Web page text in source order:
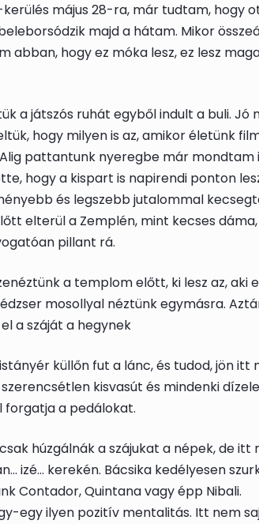
május 28-ra, már tudtam, hogy
majd a hátam. Mikor
hogy ez móka lesz, ez lesz
a játszós ruhát egyből indult a buli. Jó
hogy milyen is az, amikor életünk
pattantunk nyeregbe már mondtam
hogy a kispart is napirendi ponton
és legszebb jutalommal
elterül a Zemplén, mint kecses
pillant rá.
a templom előtt, ki lesz az, aki
mosollyal néztünk egymásra.
a száját a hegynek
küllőn fut a lánc, és tudod, jön itt
kisvasút és mindenki
a pedálokat.
húzgálnák a szájukat a népek, de itt
izé… kerekén. Bácsika kedélyesen
Contador, Quintana vagy épp Nibali.
egy ilyen pozitív mentalitás. Itt nem